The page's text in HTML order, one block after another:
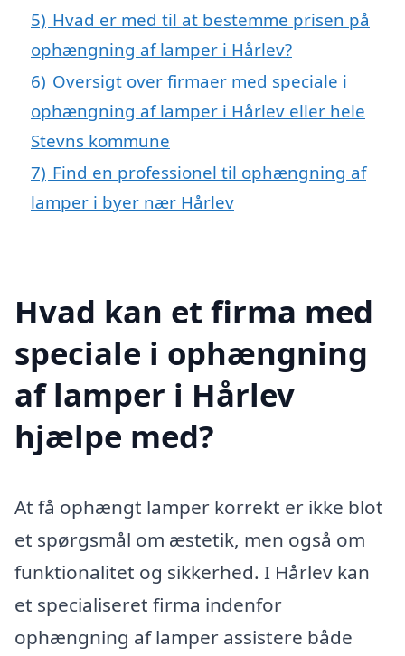
5) Hvad er med til at bestemme prisen på
ophængning af lamper i Hårlev?
6) Oversigt over firmaer med speciale i
ophængning af lamper i Hårlev eller hele
Stevns kommune
7) Find en professionel til ophængning af
lamper i byer nær Hårlev
Hvad kan et firma med
speciale i ophængning
af lamper i Hårlev
hjælpe med?
At få ophængt lamper korrekt er ikke blot
et spørgsmål om æstetik, men også om
funktionalitet og sikkerhed. I Hårlev kan
et specialiseret firma indenfor
ophængning af lamper assistere både